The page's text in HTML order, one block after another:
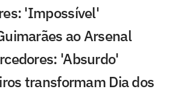
'Impossível'
ao Arsenal
'Absurdo'
transformam Dia dos